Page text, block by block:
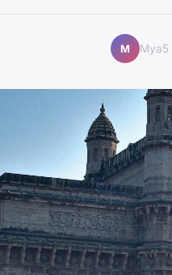
M Mya5